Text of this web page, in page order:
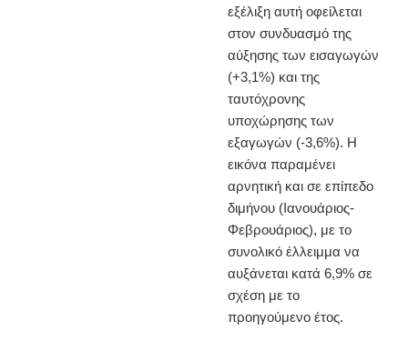
εξέλιξη αυτή οφείλεται
στον συνδυασμό της
αύξησης των εισαγωγών
(+3,1%) και της
ταυτόχρονης
υποχώρησης των
εξαγωγών (-3,6%). Η
εικόνα παραμένει
αρνητική και σε επίπεδο
διμήνου (Ιανουάριος-
Φεβρουάριος), με το
συνολικό έλλειμμα να
αυξάνεται κατά 6,9% σε
σχέση με το
προηγούμενο έτος.